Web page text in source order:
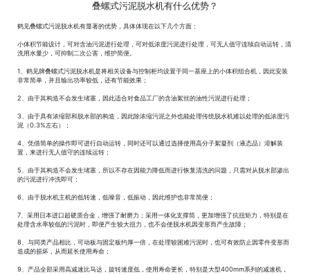
叠螺式污泥脱水机有什么优势？
鹤见叠螺式污泥脱水机有显著的优势，具体体现在以下几个方面：
小体积节能设计，可对含油污泥进行处理，可对低浓度污泥进行处理，可无人值守连续自动运转，清
洗用水量少，可抑制二次公害，维护简便。
1、鹤见牌叠螺式污泥脱水机是将相关设备与控制柜均设置于同一基座上的小体积组合机，因此安装
非常简单，并且输出功率较低，还有节能效果；
2、由于其构造不会发生堵塞，因此适合对食品工厂的含油絮丝的油性污泥进行处理；
3、由于具有浓缩部和脱水部的构造，因此除浓缩污泥之外也能处理传统脱水机难以处理的低浓度污
泥（0.3%左右）；
4、凭借简单的操作即可进行自动运转，同时还可以通过选择使用高分子絮凝剂（液态品）溶解装
置，来进行无人值守的连续运转；
5、由于其构造不会发生堵塞，所以不存在因能力降低而进行恢复清洗的问题，只需对从脱水部渗出
的污泥进行冲洗即可；
6、由于脱水机主机的低转速，低噪音，低振动，因此维护也非常简便；
7、采用日本进口超硬质合金，增强了耐磨力；采用一体化支撑筒，更加增强了抗扭矩力，特别是在
处理含水率较低的污泥时，即便产生较大扭力，也不会使脱水机因变形而产生故障；
8、与同类产品相比，可动板与固定板约厚一倍，在处理较困难污泥时，也可有效防止因零件变形而
造成的损坏，从而延长使用寿命；
9、产品全部采用高减速比马达，旋转速度低，使用寿命更长，特别是大型400mm系列的减速机，